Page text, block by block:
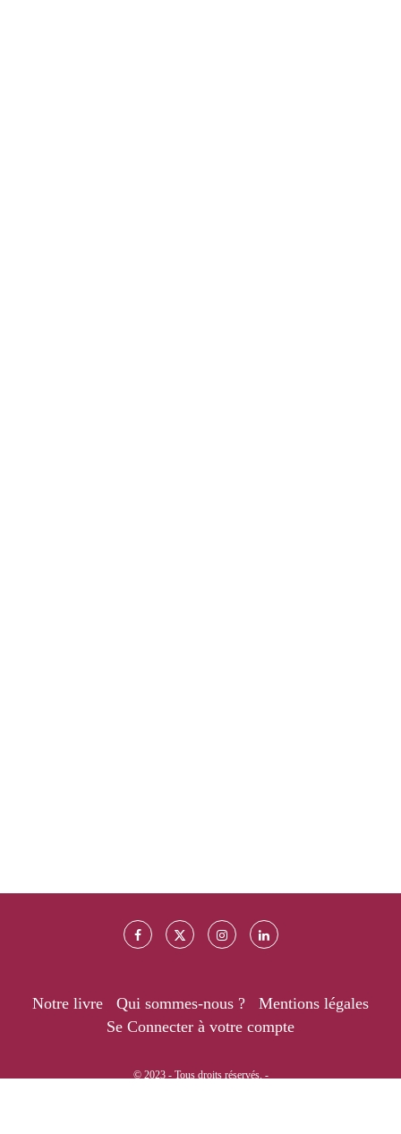
Notre livre Qui sommes-nous ?
Mentions légales
Se Connecter à votre compte
© 2023 - Tous droits réservés. -